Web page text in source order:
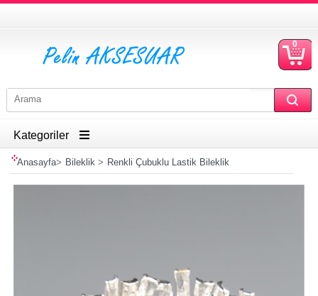
0
Kategoriler
Anasayfa> Bileklik> Renkli Çubuklu Lastik Bileklik